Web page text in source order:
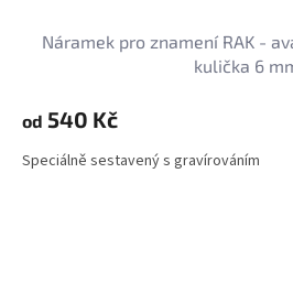
Náramek pro znamení RAK -
kulička 6
od 540 Kč
Speciálně sestavený s gravírováním